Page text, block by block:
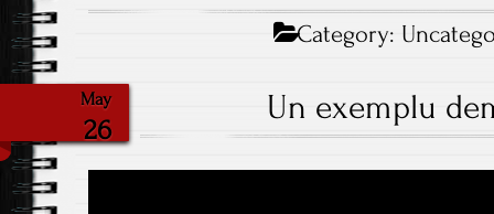
Category:
May
26
Un exemplu